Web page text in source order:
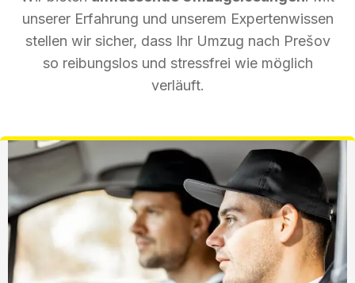
unserer Erfahrung und unserem Expertenwissen
stellen wir sicher, dass Ihr Umzug nach Prešov
so reibungslos und stressfrei wie möglich
verläuft.